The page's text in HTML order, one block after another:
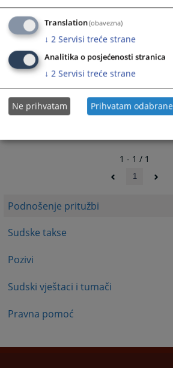
Podnošenje pritužbi
Sudske takse
Pozivi
Sudski vještaci i tumači
Pravna pomoć
1 - 1 / 1
1
Translation(obavezna)
↓ 2 Servisi treće strane
Analitika o posjećenosti stranica
↓ 2 Servisi treće strane
Ne prihvatam Prihvatam odabrane